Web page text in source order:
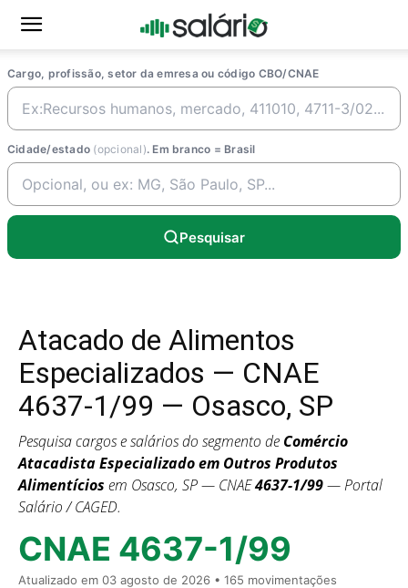
Cargo, profissão, setor da emresa ou código CBO/CNAE
Cidade/estado (opcional). Em branco = Brasil
Pesquisar
Atacado de Alimentos
Especializados — CNAE
4637-1/99 — Osasco, SP
Pesquisa cargos e salários do segmento de Comércio
Atacadista Especializado em Outros Produtos
Alimentícios em Osasco, SP — CNAE4637-1/99— Portal
Salário / CAGED.
CNAE 4637-1/99
Atualizado em 03 agosto de 2026 • 165 movimentações